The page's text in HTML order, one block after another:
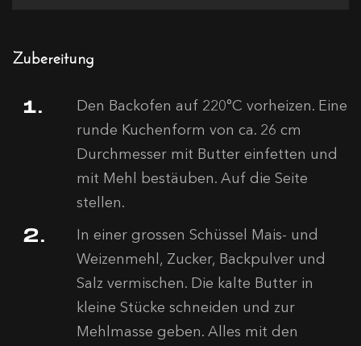
Zubereitung
Den Backofen auf 220°C vorheizen. Eine
runde Kuchenform von ca. 26 cm
Durchmesser mit Butter einfetten und
mit Mehl bestäuben. Auf die Seite
stellen.
In einer grossen Schüssel Mais- und
Weizenmehl, Zucker, Backpulver und
Salz vermischen. Die kalte Butter in
kleine Stücke schneiden und zur
Mehlmasse geben. Alles mit den